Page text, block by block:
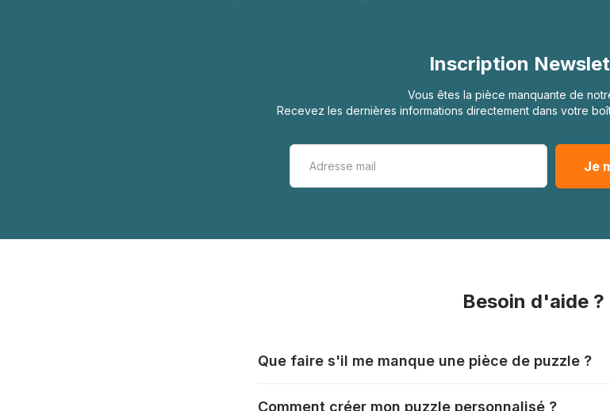
Inscription
Vous êtes la pièce manquante de
Recevez les dernières informations directement dans votre
Besoin d'aide ?
Que faire s'il me manque une pièce de puzzle ?
Comment créer mon puzzle personnalisé ?